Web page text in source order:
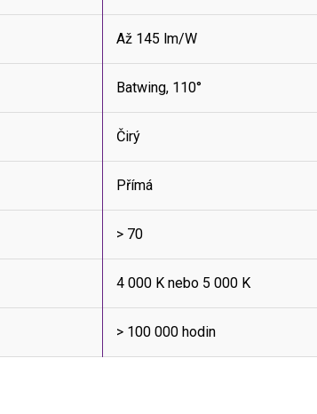
Až 145 lm/W
Batwing, 110°
Čirý
Přímá
> 70
4 000 K nebo 5 000 K
> 100 000 hodin